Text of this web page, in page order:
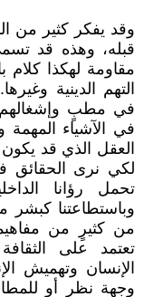
وقد يفكر كثير من
قبله، وهذه قد
مقاومة لهكذا كلام
التهم الدينية
في مطبٍ وإشغالهم
في الآشياء المهمة
العقل الذي قد
لكي نرى الحقائق
تحمل رؤانا
وباستطاعتنا
من كثيرٍ من
تعتمد على
الإنسان وتهميش
وجهة نظر أو